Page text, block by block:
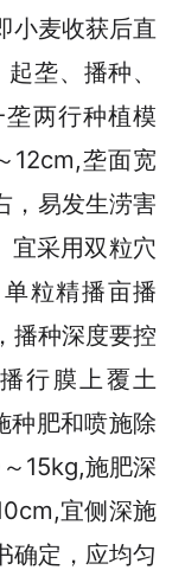
小麦收获后直
垄、播种、
两行种植模
12cm,垄面宽
，易发生涝害
宜采用双粒穴
粒精播亩播
播种深度要控
行膜上覆土
种肥和喷施除
15kg,施肥深
宜侧深施
确定，应均匀